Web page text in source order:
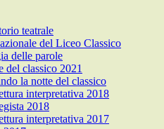
teatrale
del Liceo Classico
delle parole
del classico 2021
la notte del classico
interpretativa 2018
2018
interpretativa 2017